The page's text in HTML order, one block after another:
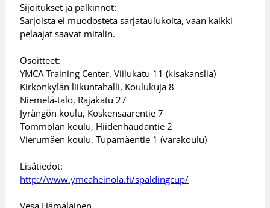
Sijoitukset ja palkinnot:
Sarjoista ei muodosteta sarjataulukoita, vaan kaikki
pelaajat saavat mitalin.
Osoitteet:
YMCA Training Center, Viilukatu 11 (kisakanslia)
Kirkonkylän liikuntahalli, Koulukuja 8
Niemelä-talo, Rajakatu 27
Jyrängön koulu, Koskensaarentie 7
Tommolan koulu, Hiidenhaudantie 2
Vierumäen koulu, Tupamäentie 1 (varakoulu)
Lisätiedot:
http://www.ymcaheinola.fi/spaldingcup/
Vesa Hämäläinen